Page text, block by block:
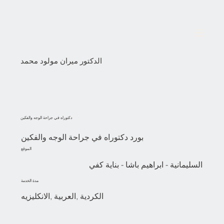
دكتوراه في جراحة الوجه والفكين
بورد دكتوراه في جراحة الوجه والفكين
الموقع
السليمانية - ابراهيم باشا - بناية كفي
مدة الخدمة
الكردية ,العربية ,الانكليزيه
الدكتور ميران مولود محمد